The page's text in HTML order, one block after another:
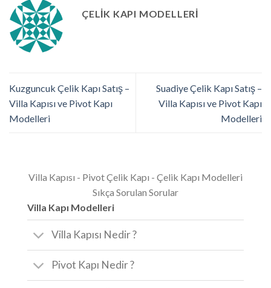
ÇELIK KAPI MODELLERI
Kuzguncuk Çelik Kapı Satış –
Villa Kapısı ve Pivot Kapı
Modelleri
Suadiye Çelik Kapı Satış –
Villa Kapısı ve Pivot Kapı
Modelleri
Villa Kapısı - Pivot Çelik Kapı - Çelik Kapı Modelleri
Sıkça Sorulan Sorular
Villa Kapı Modelleri
Villa Kapısı Nedir ?
Pivot Kapı Nedir ?